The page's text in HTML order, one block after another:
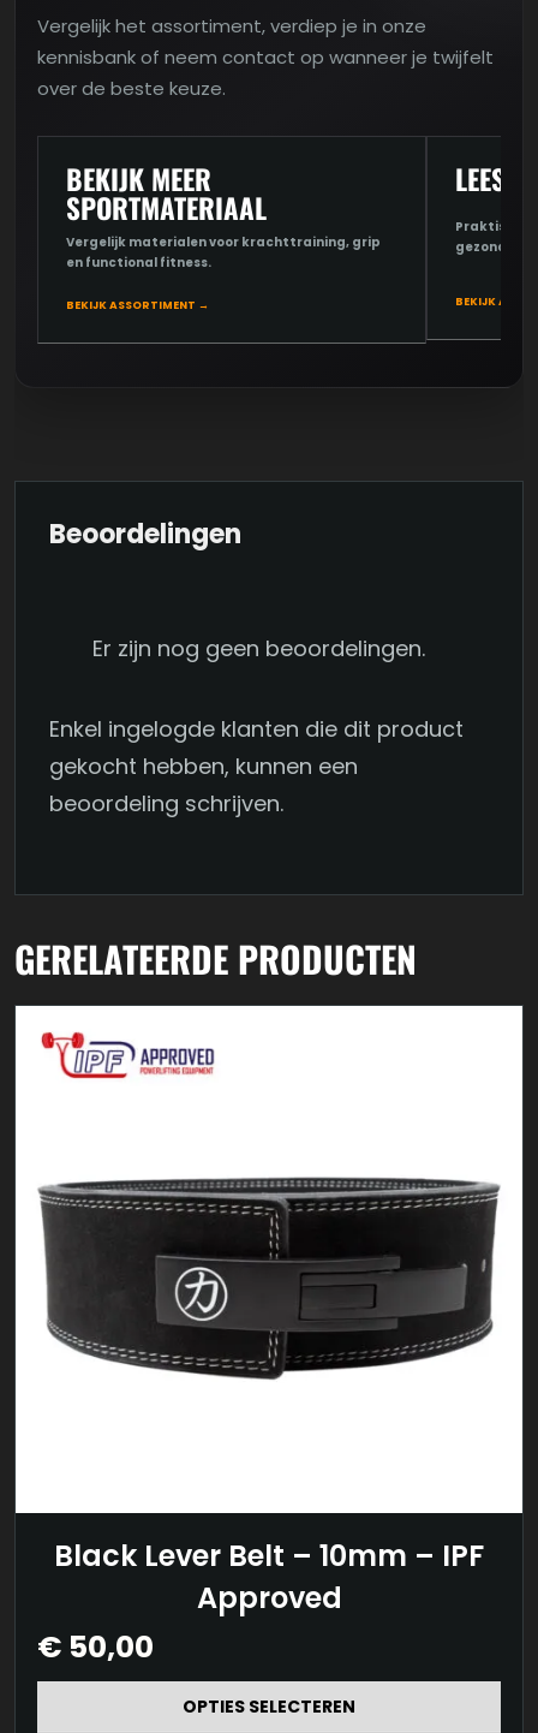
Vergelijk het assortiment, verdiep je in onze
kennisbank of neem contact op wanneer je twijfelt
over de beste keuze.
BEKIJK MEER
SPORTMATERIAAL
Vergelijk materialen voor krachttraining, grip
en functional fitness.
BEKIJK ASSORTIMENT →
LEES
Praktische
BEKIJK
Beoordelingen
Er zijn nog geen beoordelingen.
Enkel ingelogde klanten die dit product
gekocht hebben, kunnen een
beoordeling schrijven.
GERELATEERDE PRODUCTEN
Black Lever Belt – 10mm – IPF
Approved
€ 50,00
OPTIES SELECTEREN
Dit
meerdere